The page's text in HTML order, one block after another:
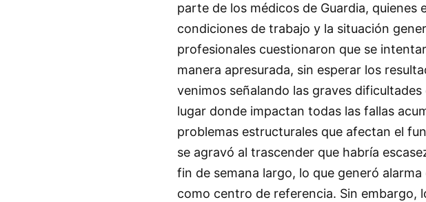
parte de los médicos de Guardia,
condiciones de trabajo y la situación
profesionales cuestionaron que se
manera apresurada, sin esperar los
venimos señalando las graves
lugar donde impactan todas las fallas
problemas estructurales que afectan el
se agravó al trascender que habría
fin de semana largo, lo que generó
como centro de referencia. Sin embargo,